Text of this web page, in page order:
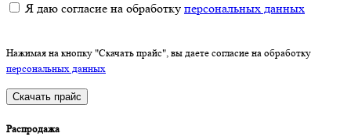
Я даю согласие на обработку персональных данных
Нажимая на кнопку "Скачать прайс", вы даете согласие на обработку
персональных данных
Скачать прайс
Распродажа